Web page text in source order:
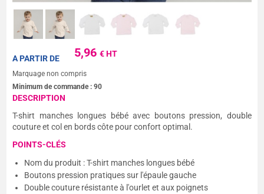
5,96€ HT
A PARTIR DE
Marquage non compris
Minimum de commande :90
DESCRIPTION
T-shirt manches longues bébé avec boutons pression, double
couture et col en bords côte pour confort optimal.
POINTS-CLÉS
Nom du produit : T-shirt manches longues bébé
Boutons pression pratiques sur l'épaule gauche
Double couture résistante à l'ourlet et aux poignets